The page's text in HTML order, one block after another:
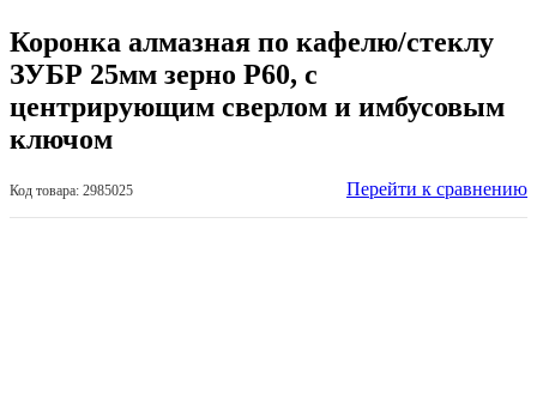
Коронка алмазная по кафелю/стеклу
ЗУБР 25мм зерно Р60, с
центрирующим сверлом и имбусовым
ключом
Код товара: 2985025 Перейти к сравнению